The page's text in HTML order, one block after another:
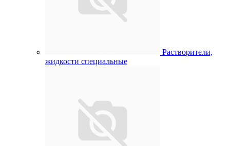
Растворители,
жидкости специальные